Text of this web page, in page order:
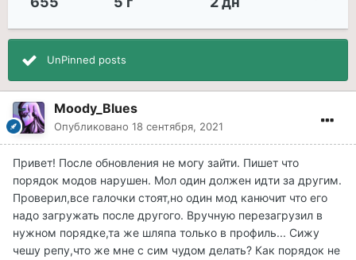
UnPinned posts
Moody_Blues
Опубликовано 18 сентября, 2021
Привет! После обновления не могу зайти. Пишет что
порядок модов нарушен. Мол один должен идти за другим.
Проверил,все галочки стоят,но один мод канючит что его
надо загружать после другого. Вручную перезагрузил в
нужном порядке,та же шляпа только в профиль... Сижу
чешу репу,что же мне с сим чудом делать? Как порядок не